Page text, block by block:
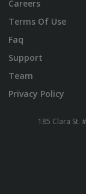
Careers
Terms Of Use
Faq
Support
Team
Privacy Policy
185 Clara St.